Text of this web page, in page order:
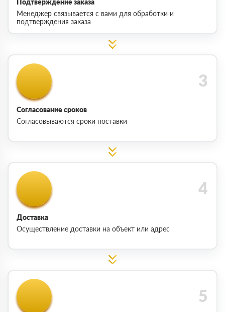
Подтверждение заказа
Менеджер связывается с вами для обработки и
подтверждения заказа
Согласование сроков
Согласовываются сроки поставки
Доставка
Осуществление доставки на объект или адрес